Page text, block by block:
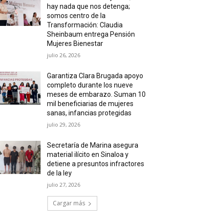
hay nada que nos detenga;
somos centro de la
Transformación: Claudia
Sheinbaum entrega Pensión
Mujeres Bienestar
julio 26, 2026
Garantiza Clara Brugada apoyo
completo durante los nueve
meses de embarazo. Suman 10
mil beneficiarias de mujeres
sanas, infancias protegidas
julio 29, 2026
Secretaría de Marina asegura
material ilícito en Sinaloa y
detiene a presuntos infractores
de la ley
julio 27, 2026
Cargar más